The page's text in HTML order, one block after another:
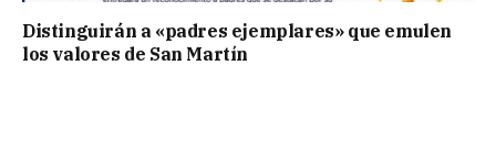
Distinguirán a «padres ejemplares» que emulen
los valores de San Martín